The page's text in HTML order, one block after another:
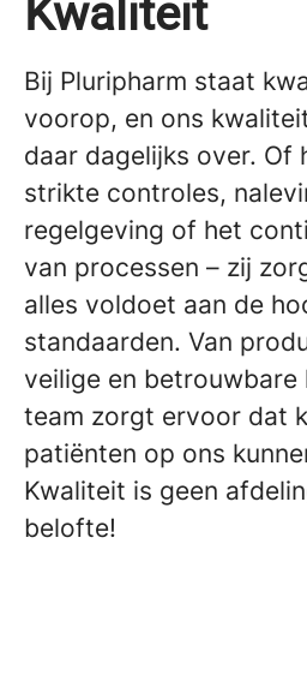
Kwaliteit
Bij Pluripharm staat
voorop, en ons
daar dagelijks over. Of
strikte controles,
regelgeving of het
van processen – zij
alles voldoet aan de
standaarden. Van
veilige en betrouwbare
team zorgt ervoor dat
patiënten op ons
Kwaliteit is geen
belofte!